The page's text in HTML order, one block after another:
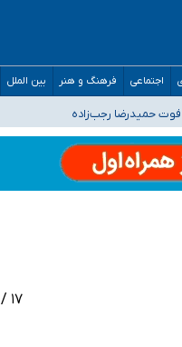
اجتماعی فرهنگ و هنر بین الملل
نیافته است
حمیدرضا رجب‌زاده
ارائه شود
دریافت‌های غیرمتعارف در شأن
۱۷ / ۰۴ / ۱۴۰۵ - ۲۰:۵۸:۴۴